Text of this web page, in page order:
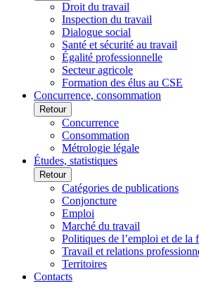
Droit du travail
Inspection du travail
Dialogue social
Santé et sécurité au travail
Égalité professionnelle
Secteur agricole
Formation des élus au CSE
Concurrence, consommation
Retour
Concurrence
Consommation
Métrologie légale
Études, statistiques
Retour
Catégories de publications
Conjoncture
Emploi
Marché du travail
Politiques de l’emploi et de la
Travail et relations
Territoires
Contacts